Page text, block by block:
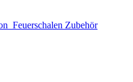
Feuerschalen Zubehör